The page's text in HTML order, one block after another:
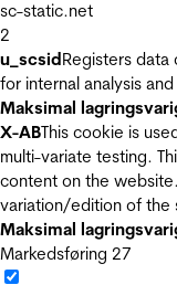
sc-static.net
2
u_scsidRegisters data
for internal analysis
Maksimal
X-ABThis cookie is
multi-variate testing.
content on the
variation/edition of the
Maksimal
Markedsføring 27